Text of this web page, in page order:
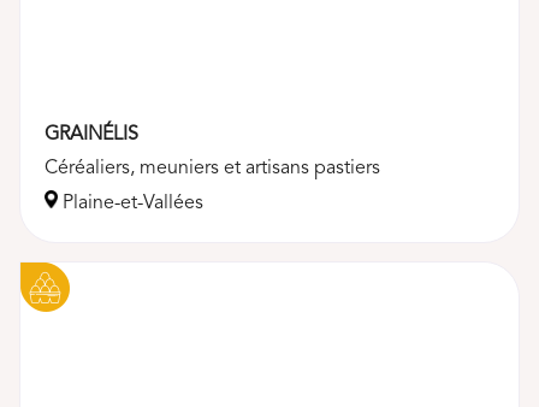
GRAINÉLIS
Céréaliers, meuniers et artisans pastiers
Plaine-et-Vallées